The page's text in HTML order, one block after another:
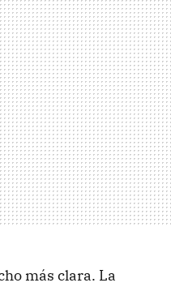
más clara. La